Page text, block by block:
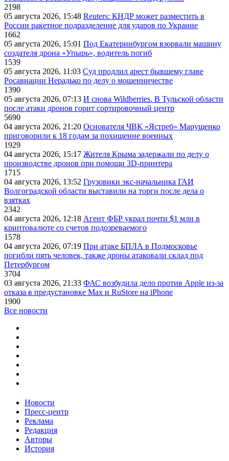
2198
05 августа 2026, 15:48 Reuters: КНДР может разместить в
России ракетное подразделение для ударов по Украине
1662
05 августа 2026, 15:01 Под Екатеринбургом взорвали машину
создателя дрона «Упырь», водитель погиб
1539
05 августа 2026, 11:03 Суд продлил арест бывшему главе
Росавиации Нерадько по делу о мошенничестве
1390
05 августа 2026, 07:13 И снова Wildberries. В Тульской области
после атаки дронов горит сортировочный центр
5690
04 августа 2026, 21:20 Основателя ЧВК «Ястреб» Марущенко
приговорили к 18 годам за похищение военных
1929
04 августа 2026, 15:17 Жителя Крыма задержали по делу о
производстве дронов при помощи 3D‑принтера
1715
04 августа 2026, 13:52 Грузовики экс-начальника ГАИ
Волгоградской области выставили на торги после дела о
взятках
2342
04 августа 2026, 12:18 Агент ФБР украл почти $1 млн в
криптовалюте со счетов подозреваемого
1578
04 августа 2026, 07:19 При атаке БПЛА в Подмосковье
погибли пять человек, также дроны атаковали склад под
Петербургом
3704
03 августа 2026, 21:33 ФАС возбудила дело против Apple из-за
отказа в предустановке Max и RuStore на iPhone
1900
Все новости
Новости
Пресс-центр
Реклама
Редакция
Авторы
История